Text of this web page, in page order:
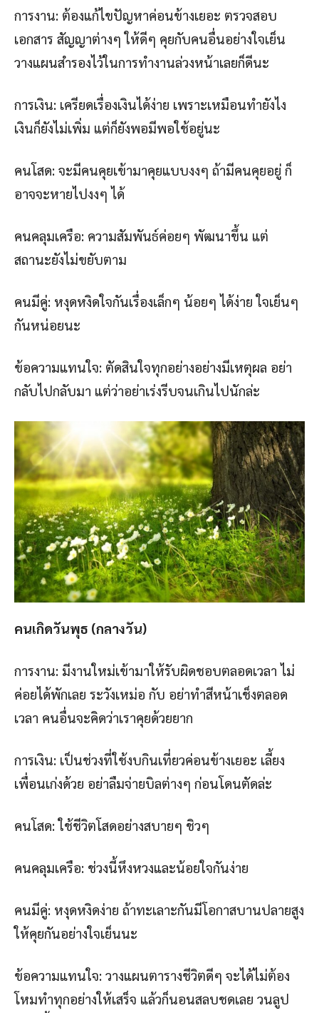
การงาน: ต้องแก้ไขปัญหาค่อนข้างเยอะ ตรวจสอบ
เอกสาร สัญญาต่างๆ ให้ดีๆ คุยกับคนอื่นอย่างใจเย็น
วางแผนสำรองไว้ในการทำงานล่วงหน้าเลยก็ดีนะ
การเงิน: เครียดเรื่องเงินได้ง่าย เพราะเหมือนทำยังไง
เงินก็ยังไม่เพิ่ม แต่ก็ยังพอมีพอใช้อยู่นะ
คนโสด: จะมีคนคุยเข้ามาคุยแบบงงๆ ถ้ามีคนคุยอยู่ ก็
อาจจะหายไปงงๆ ได้
คนคลุมเครือ: ความสัมพันธ์ค่อยๆ พัฒนาขึ้น แต่
สถานะยังไม่ขยับตาม
คนมีคู่: หงุดหงิดใจกันเรื่องเล็กๆ น้อยๆ ได้ง่าย ใจเย็นๆ
กันหน่อยนะ
ข้อความแทนใจ: ตัดสินใจทุกอย่างอย่างมีเหตุผล อย่า
กลับไปกลับมา แต่ว่าอย่าเร่งรีบจนเกินไปนักล่ะ
คนเกิดวันพุธ (กลางวัน)
การงาน: มีงานใหม่เข้ามาให้รับผิดชอบตลอดเวลา ไม่
ค่อยได้พักเลย ระวังเหม่อ กับ อย่าทำสีหน้าเช็งตลอด
เวลา คนอื่นจะคิดว่าเราคุยด้วยยาก
การเงิน: เป็นช่วงที่ใช้งบกินเที่ยวค่อนข้างเยอะ เลี้ยง
เพื่อนเก่งด้วย อย่าลืมจ่ายบิลต่างๆ ก่อนโดนตัดล่ะ
คนโสด: ใช้ชีวิตโสดอย่างสบายๆ ชิวๆ
คนคลุมเครือ: ช่วงนี้หึงหวงและน้อยใจกันง่าย
คนมีคู่: หงุดหงิดง่าย ถ้าทะเลาะกันมีโอกาสบานปลายสูง
ให้คุยกันอย่างใจเย็นนะ
ข้อความแทนใจ: วางแผนตารางชีวิตดีๆ จะได้ไม่ต้อง
โหมทำทุกอย่างให้เสร็จ แล้วก็นอนสลบชดเลย วนลูป